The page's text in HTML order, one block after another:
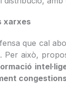
xarxes
que cal
Per això,